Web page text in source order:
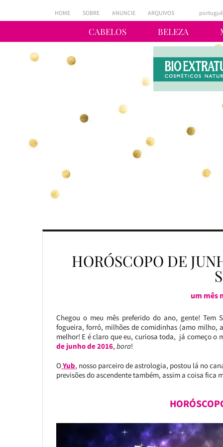
CABELOS BELEZA
HOME SOBRE ANUNCIE ARQUIVOS
HORÓSCOPO DE
um mês
Chegou o meu mês preferido do ano, gente! Tem
fogueira, forró, milhões de comidinhas (amo milho,
melhor! E é claro que eu, curiosa toda, já começo o
de junho de 2016, bora!
OYub, nosso parceiro de astrologia, postou lá no
previsões do ascendente também, assim a coisa fica